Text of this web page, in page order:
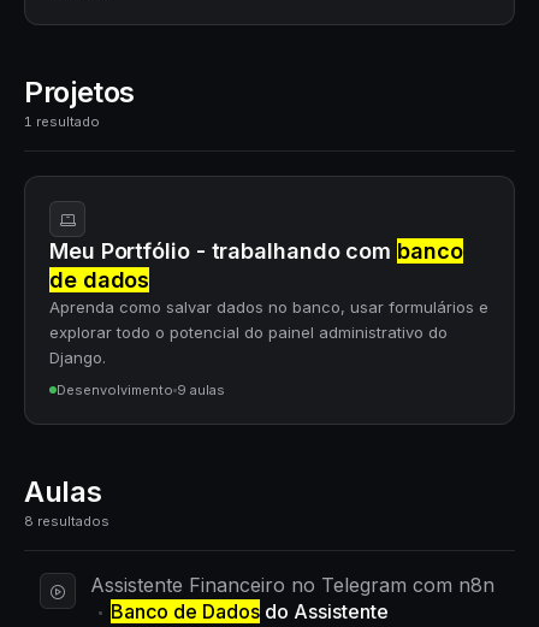
Projetos
1 resultado
Meu Portfólio - trabalhando com banco
de dados
Aprenda como salvar dados no banco, usar formulários e
explorar todo o potencial do painel administrativo do
Django.
Desenvolvimento 9 aulas
Aulas
8 resultados
Assistente Financeiro no Telegram com n8n
Banco de Dados do Assistente